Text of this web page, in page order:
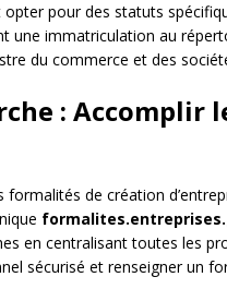
pour des statuts
une immatriculation au
du commerce et des
: Accomplir
formalités de création
en centralisant toutes les
sécurisé et renseigner un